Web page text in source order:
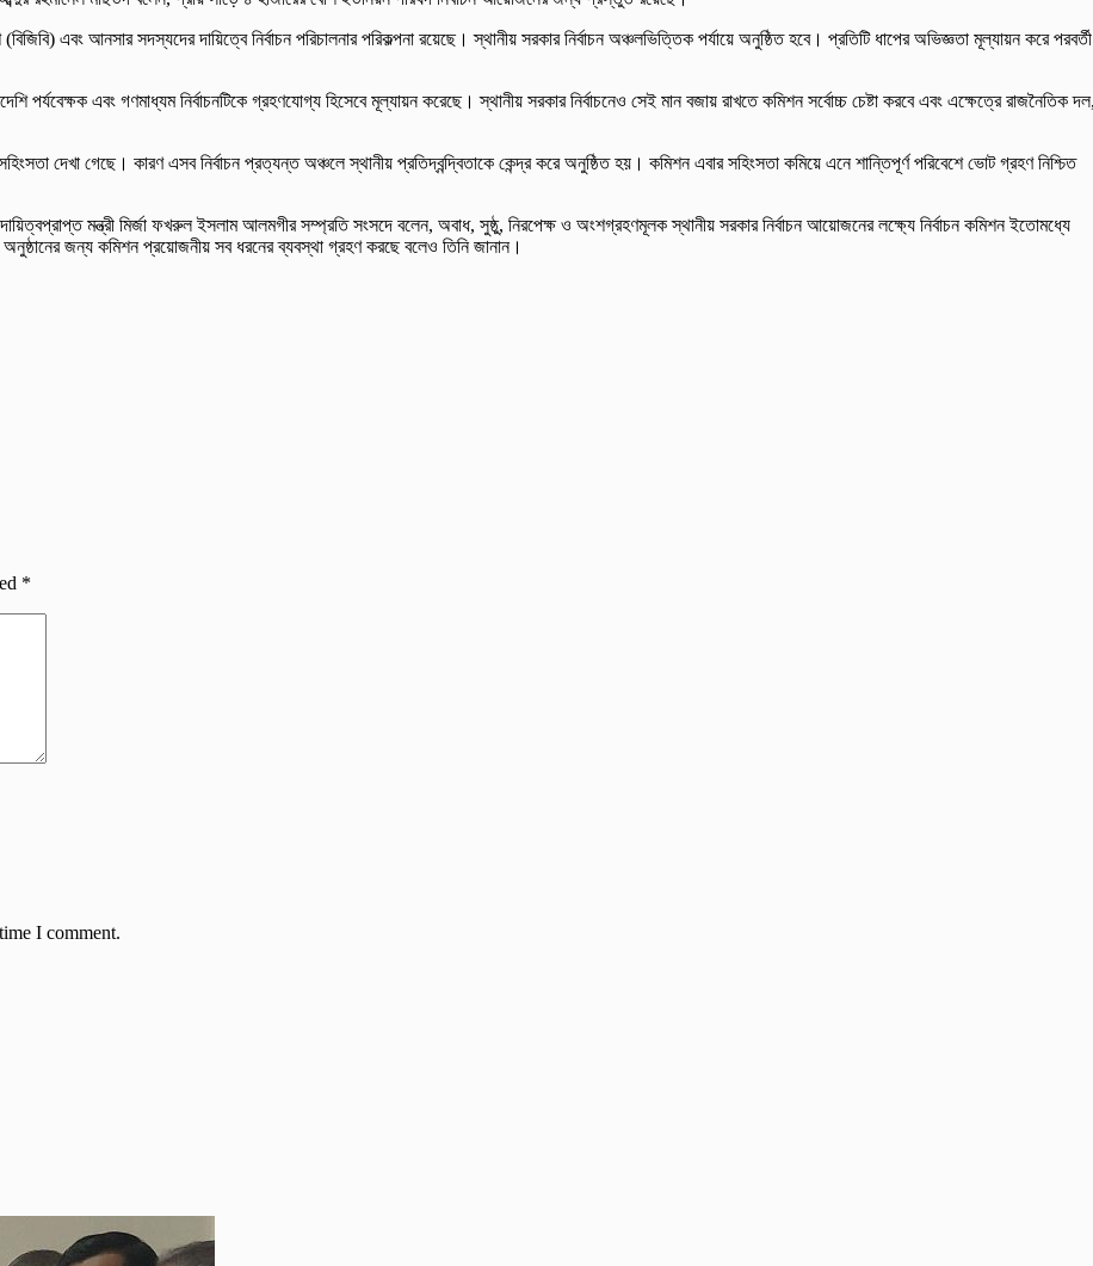
এবং আনসার সদস্যদের দায়িত্বে নির্বাচন পরিচালনার পরিকল্পনা রয়েছে। স্থানীয় সরকার নির্বাচন অঞ্চলভিত্তিক পর্যায়ে অনুষ্ঠিত হবে। প্রতিটি ধাপের অভিজ্ঞতা মূল্যায়ন করে পরবর্তী
পর্যবেক্ষক এবং গণমাধ্যম নির্বাচনটিকে গ্রহণযোগ্য হিসেবে মূল্যায়ন করেছে। স্থানীয় সরকার নির্বাচনেও সেই মান বজায় রাখতে কমিশন সর্বোচ্চ চেষ্টা করবে এবং এক্ষেত্রে রাজনৈতিক
দেখা গেছে। কারণ এসব নির্বাচন প্রত্যন্ত অঞ্চলে স্থানীয় প্রতিদ্বন্দ্বিতাকে কেন্দ্র করে অনুষ্ঠিত হয়। কমিশন এবার সহিংসতা কমিয়ে এনে শান্তিপূর্ণ পরিবেশে ভোট গ্রহণ নিশ্চিত
মন্ত্রী মির্জা ফখরুল ইসলাম আলমগীর সম্প্রতি সংসদে বলেন, অবাধ, সুষ্ঠু, নিরপেক্ষ ও অংশগ্রহণমূলক স্থানীয় সরকার নির্বাচন আয়োজনের লক্ষ্যে নির্বাচন কমিশন ইতোমধ্যে
জন্য কমিশন প্রয়োজনীয় সব ধরনের ব্যবস্থা গ্রহণ করছে বলেও তিনি জানান।
*
I comment.